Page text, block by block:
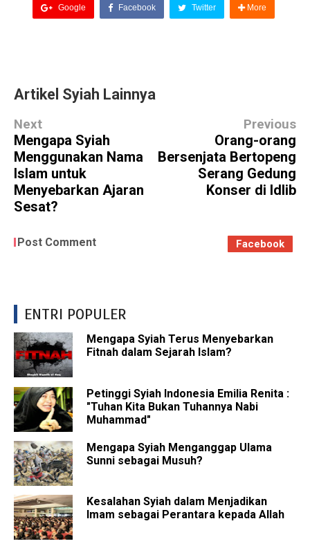
Google Facebook Twitter More
Artikel Syiah Lainnya
Next
Mengapa Syiah
Menggunakan Nama
Islam untuk
Menyebarkan Ajaran
Sesat?
Previous
Orang-orang
Bersenjata Bertopeng
Serang Gedung
Konser di Idlib
Post Comment Facebook
ENTRI POPULER
Mengapa Syiah Terus Menyebarkan
Fitnah dalam Sejarah Islam?
Petinggi Syiah Indonesia Emilia Renita :
"Tuhan Kita Bukan Tuhannya Nabi
Muhammad"
Mengapa Syiah Menganggap Ulama
Sunni sebagai Musuh?
Kesalahan Syiah dalam Menjadikan
Imam sebagai Perantara kepada Allah